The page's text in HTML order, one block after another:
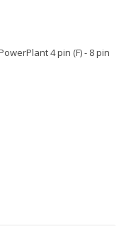
4 pin (F) - 8 pin